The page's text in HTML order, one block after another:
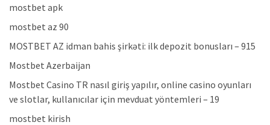
mostbet apk
mostbet az 90
MOSTBET AZ idman bahis şirkəti: ilk depozit bonusları – 915
Mostbet Azerbaijan
Mostbet Casino TR nasıl giriş yapılır, online casino oyunları
ve slotlar, kullanıcılar için mevduat yöntemleri – 19
mostbet kirish